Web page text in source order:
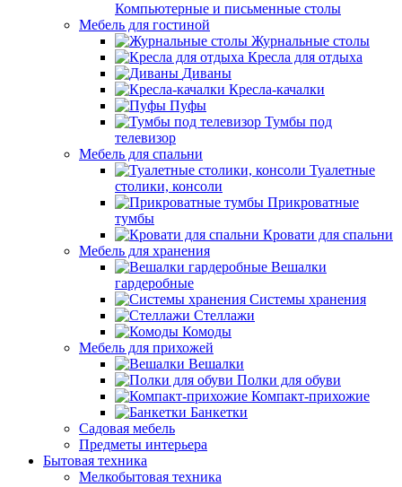
Компьютерные и письменные столы
Мебель для гостиной
Журнальные столы
Кресла для отдыха
Диваны
Кресла-качалки
Пуфы
Тумбы под
телевизор
Мебель для спальни
Туалетные
столики, консоли
Прикроватные
тумбы
Кровати для спальни
Мебель для хранения
Вешалки
гардеробные
Системы хранения
Стеллажи
Комоды
Мебель для прихожей
Вешалки
Полки для обуви
Компакт-прихожие
Банкетки
Садовая мебель
Предметы интерьера
Бытовая техника
Мелкобытовая техника